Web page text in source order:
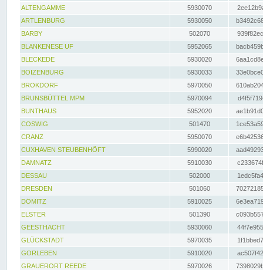
ALTENGAMME
5930070
ARTLENBURG
5930050
BARBY
502070
BLANKENESE UF
5952065
BLECKEDE
5930020
BOIZENBURG
5930033
BROKDORF
5970050
BRUNSBÜTTEL MPM
5970094
BUNTHAUS
5952020
COSWIG
501470
CRANZ
5950070
CUXHAVEN STEUBENHÖFT
5990020
DAMNATZ
5910030
DESSAU
502000
DRESDEN
501060
DÖMITZ
5910025
ELSTER
501390
GEESTHACHT
5930060
GLÜCKSTADT
5970035
GORLEBEN
5910020
GRAUERORT REEDE
5970026